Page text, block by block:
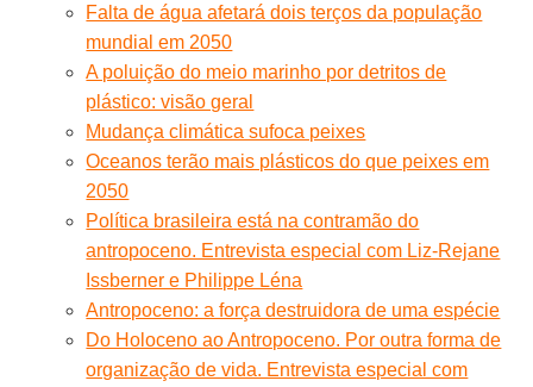
Falta de água afetará dois terços da população
mundial em 2050
A poluição do meio marinho por detritos de
plástico: visão geral
Mudança climática sufoca peixes
Oceanos terão mais plásticos do que peixes em
2050
Política brasileira está na contramão do
antropoceno. Entrevista especial com Liz-Rejane
Issberner e Philippe Léna
Antropoceno: a força destruidora de uma espécie
Do Holoceno ao Antropoceno. Por outra forma de
organização de vida. Entrevista especial com